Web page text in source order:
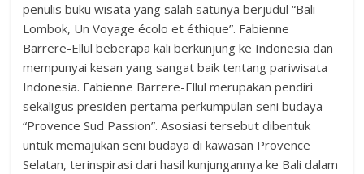
penulis buku wisata yang salah satunya berjudul “Bali –
Lombok, Un Voyage écolo et éthique”. Fabienne
Barrere-Ellul beberapa kali berkunjung ke Indonesia dan
mempunyai kesan yang sangat baik tentang pariwisata
Indonesia. Fabienne Barrere-Ellul merupakan pendiri
sekaligus presiden pertama perkumpulan seni budaya
“Provence Sud Passion”. Asosiasi tersebut dibentuk
untuk memajukan seni budaya di kawasan Provence
Selatan, terinspirasi dari hasil kunjungannya ke Bali dalam